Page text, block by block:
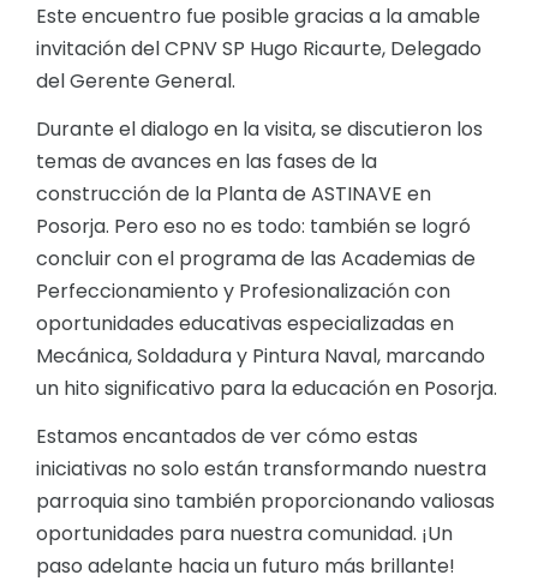
Este encuentro fue posible gracias a la amable
invitación del CPNV SP Hugo Ricaurte, Delegado
del Gerente General.
Durante el dialogo en la visita, se discutieron los
temas de avances en las fases de la
construcción de la Planta de ASTINAVE en
Posorja. Pero eso no es todo: también se logró
concluir con el programa de las Academias de
Perfeccionamiento y Profesionalización con
oportunidades educativas especializadas en
Mecánica, Soldadura y Pintura Naval, marcando
un hito significativo para la educación en Posorja.
Estamos encantados de ver cómo estas
iniciativas no solo están transformando nuestra
parroquia sino también proporcionando valiosas
oportunidades para nuestra comunidad. ¡Un
paso adelante hacia un futuro más brillante!